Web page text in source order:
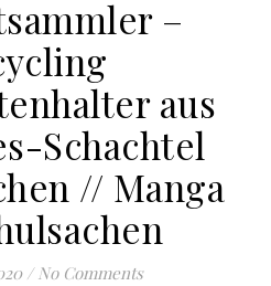
–
aus
Schachtel
// Manga
/ No Comments